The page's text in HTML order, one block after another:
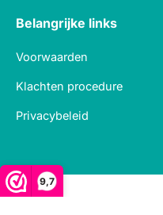
9,7
Belangrijke links
Voorwaarden
Klachten procedure
Privacybeleid